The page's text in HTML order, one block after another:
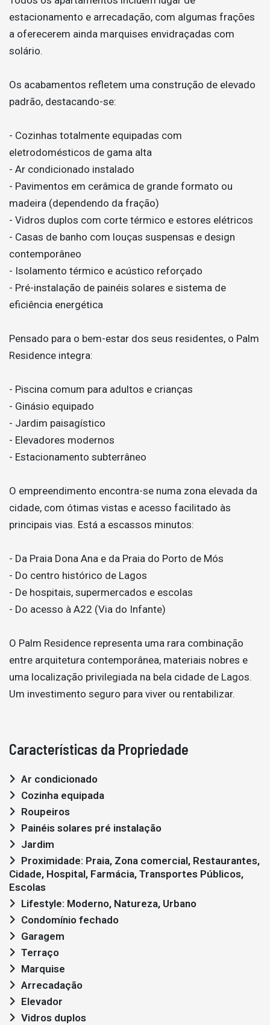
estacionamento e arrecadação, com algumas frações
a oferecerem ainda marquises envidraçadas com
solário.
Os acabamentos refletem uma construção de elevado
padrão, destacando-se:
- Cozinhas totalmente equipadas com
eletrodomésticos de gama alta
- Ar condicionado instalado
- Pavimentos em cerâmica de grande formato ou
madeira (dependendo da fração)
- Vidros duplos com corte térmico e estores elétricos
- Casas de banho com louças suspensas e design
contemporâneo
- Isolamento térmico e acústico reforçado
- Pré-instalação de painéis solares e sistema de
eficiência energética
Pensado para o bem-estar dos seus residentes, o Palm
Residence integra:
- Piscina comum para adultos e crianças
- Ginásio equipado
- Jardim paisagístico
- Elevadores modernos
- Estacionamento subterrâneo
O empreendimento encontra-se numa zona elevada da
cidade, com ótimas vistas e acesso facilitado às
principais vias. Está a escassos minutos:
- Da Praia Dona Ana e da Praia do Porto de Mós
- Do centro histórico de Lagos
- De hospitais, supermercados e escolas
- Do acesso à A22 (Via do Infante)
O Palm Residence representa uma rara combinação
entre arquitetura contemporânea, materiais nobres e
uma localização privilegiada na bela cidade de Lagos.
Um investimento seguro para viver ou rentabilizar.
Características da Propriedade
Ar condicionado
Cozinha equipada
Roupeiros
Painéis solares pré instalação
Jardim
Cidade, Hospital, Farmácia, Transportes Públicos,
Escolas
Lifestyle: Moderno, Natureza, Urbano
Condomínio fechado
Garagem
Terraço
Marquise
Arrecadação
Elevador
Vidros duplos